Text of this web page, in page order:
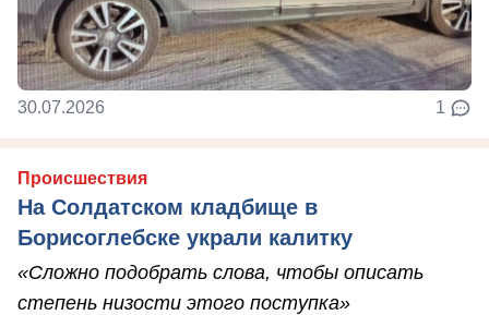
30.07.2026 1
Происшествия
На Солдатском кладбище в
Борисоглебске украли калитку
«Сложно подобрать слова, чтобы описать
степень низости этого поступка»